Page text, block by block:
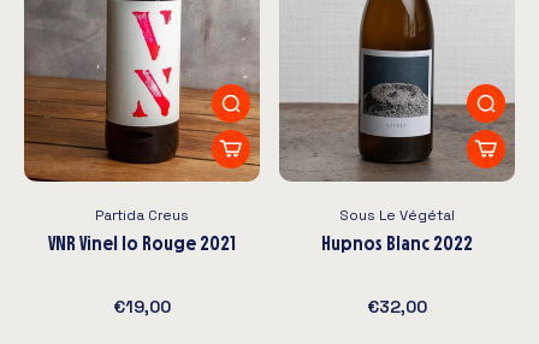
Partida Creus
VNR Vinel lo Rouge 2021
€19,00
Sous Le Végétal
Hupnos Blanc 2022
€32,00